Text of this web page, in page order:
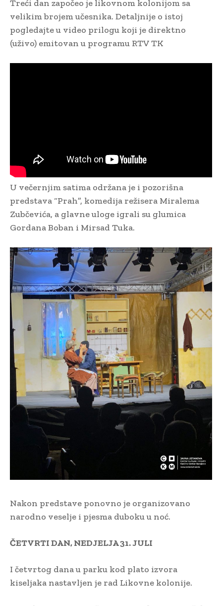
Treći dan započeo je likovnom kolonijom sa
velikim brojem učesnika. Detaljnije o istoj
pogledajte u video prilogu koji je direktno
(uživo) emitovan u programu RTV TK
U večernjim satima održana je i pozorišna
predstava “Prah”, komedija režisera Miralema
Zubčevića, a glavne uloge igrali su glumica
Gordana Boban i Mirsad Tuka.
Nakon predstave ponovno je organizovano
narodno veselje i pjesma duboku u noć.
ČETVRTI DAN, NEDJELJA 31. JULI
I četvrtog dana u parku kod plato izvora
kiseljaka nastavljen je rad Likovne kolonije.